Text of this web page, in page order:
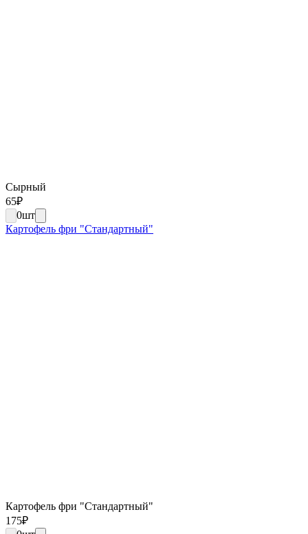
Сырный
65₽
0шт
Картофель фри "Стандартный"
Картофель фри "Стандартный"
175₽